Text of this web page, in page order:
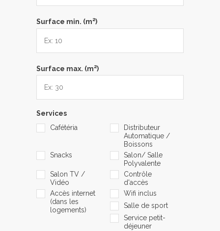
Surface min. (m2)
Surface max. (m2)
Services
Cafétéria
Distributeur
Automatique /
Boissons
Snacks
Salon/ Salle
Polyvalente
Salon TV /
Vidéo
Contrôle
d'accès
Accès internet
(dans les
logements)
Wifi inclus
Salle de sport
Service petit-
déjeuner